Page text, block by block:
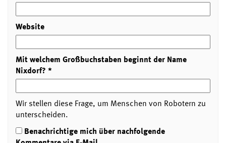
Website
Mit welchem Großbuchstaben beginnt der Name
Nixdorf? *
Wir stellen diese Frage, um Menschen von Robotern zu
unterscheiden.
Benachrichtige mich über nachfolgende